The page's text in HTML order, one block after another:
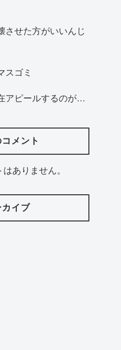
させた方がいいんじ
スゴミ
アピールするのが…
メント
ありません。
カイブ